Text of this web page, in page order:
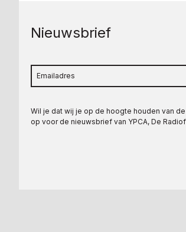
Nieuwsbrief
Wil je dat wij je op de hoogte houden van
op voor de nieuwsbrief van YPCA, De